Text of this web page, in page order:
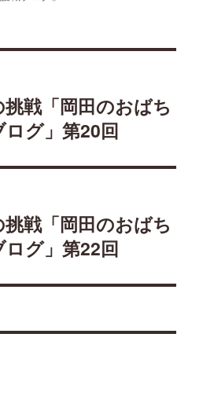
ー
戦「岡田のおばち
グ」第20回
戦「岡田のおばち
グ」第22回